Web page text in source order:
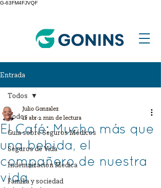
G-63FM4FJVQF
Entrada
Todos
Guía sobre Seguros Médicos
Seguros de Vida
Indemnizacion Medica
Familia y sociedad
Todos
El Café: Mucho más que
una bebida, el
compañero de nuestra
vida
Julio Gonzalez
11 abr 2 min de lectura